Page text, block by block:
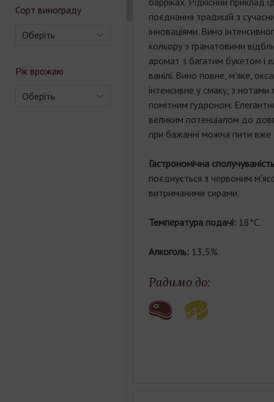
Сорт винограду
Оберіть
Рік врожаю
Оберіть
поєднання традицій з
інноваціями. Вино
кольору з гранатовими
аромат з багатим букетом і
ванілі. Вино повне, м'яке,
інтенсивне у смаку, з нотами
помітним гудроном.
великим потенціалом до
при бажанні можна пити вже
Гастрономічна
поєднується з червоним
витриманими сирами.
Температура подачі: 18°С.
Алкоголь:13,5%.
Радимо до: